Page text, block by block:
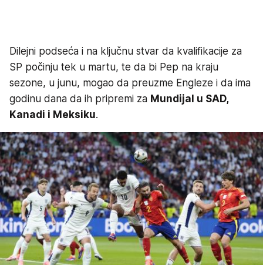
Dilejni podseća i na ključnu stvar da kvalifikacije za
SP počinju tek u martu, te da bi Pep na kraju
sezone, u junu, mogao da preuzme Engleze i da ima
godinu dana da ih pripremi za Mundijal u SAD,
Kanadi i Meksiku.